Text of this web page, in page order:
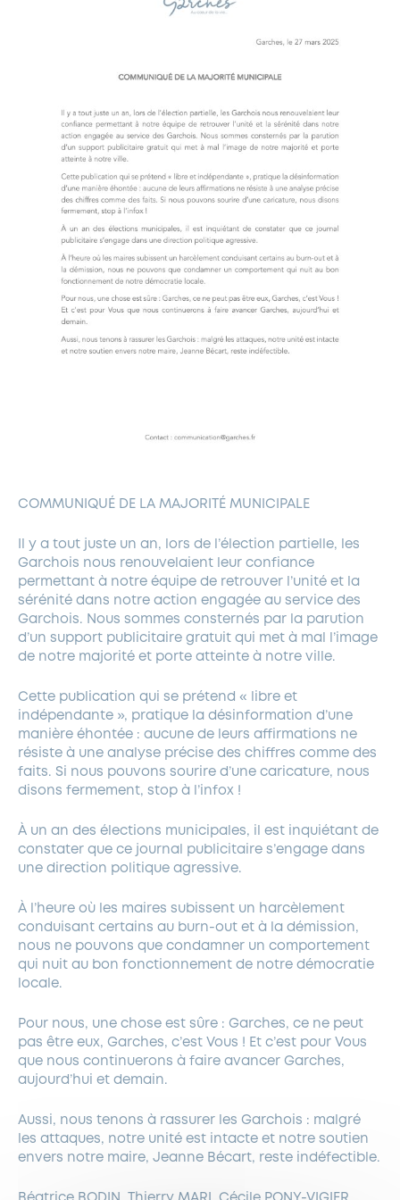
COMMUNIQUÉ DE LA MAJORITÉ MUNICIPALE
Il y a tout juste un an, lors de l’élection partielle, les
Garchois nous renouvelaient leur confiance
permettant à notre équipe de retrouver l’unité et la
sérénité dans notre action engagée au service des
Garchois. Nous sommes consternés par la parution
d’un support publicitaire gratuit qui met à mal l’image
de notre majorité et porte atteinte à notre ville.
Cette publication qui se prétend « libre et
indépendante », pratique la désinformation d’une
manière éhontée : aucune de leurs affirmations ne
résiste à une analyse précise des chiffres comme des
faits. Si nous pouvons sourire d’une caricature, nous
disons fermement, stop à l’infox !
À un an des élections municipales, il est inquiétant de
constater que ce journal publicitaire s’engage dans
une direction politique agressive.
À l’heure où les maires subissent un harcèlement
conduisant certains au burn-out et à la démission,
nous ne pouvons que condamner un comportement
qui nuit au bon fonctionnement de notre démocratie
locale.
Pour nous, une chose est sûre : Garches, ce ne peut
pas être eux, Garches, c’est Vous ! Et c’est pour Vous
que nous continuerons à faire avancer Garches,
aujourd’hui et demain.
Aussi, nous tenons à rassurer les Garchois : malgré
les attaques, notre unité est intacte et notre soutien
envers notre maire, Jeanne Bécart, reste indéfectible.